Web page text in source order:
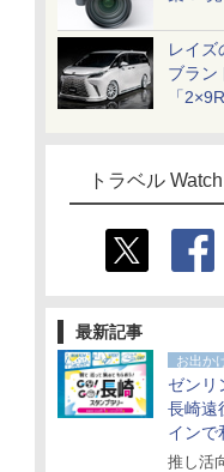
レイズ
ブラン
「
トラベル
最新記事
お出か
ゼンリ
長崎遠
インで
「GO
推し活